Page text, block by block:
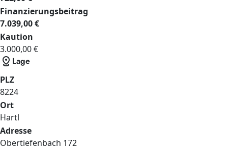
Finanzierungsbeitrag
7.039,00 €
Kaution
3.000,00 €
distance Lage
PLZ
8224
Ort
Hartl
Adresse
Obertiefenbach 172